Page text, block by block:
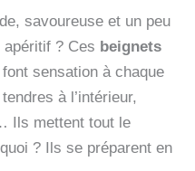
savoureuse et un peu
? Ces beignets
font sensation à chaque
à l’intérieur,
Ils mettent tout le
? Ils se préparent en